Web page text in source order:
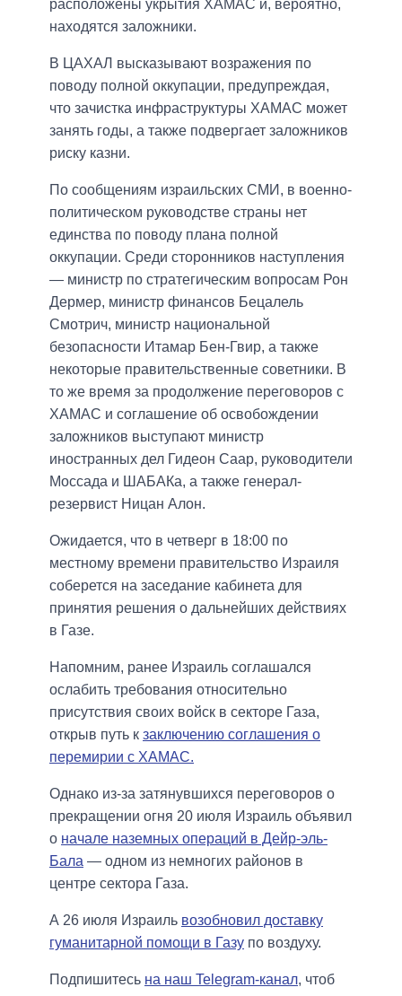
расположены укрытия ХАМАС и, вероятно,
находятся заложники.
В ЦАХАЛ высказывают возражения по
поводу полной оккупации, предупреждая,
что зачистка инфраструктуры ХАМАС может
занять годы, а также подвергает заложников
риску казни.
По сообщениям израильских СМИ, в военно-
политическом руководстве страны нет
единства по поводу плана полной
оккупации. Среди сторонников наступления
— министр по стратегическим вопросам Рон
Дермер, министр финансов Бецалель
Смотрич, министр национальной
безопасности Итамар Бен-Гвир, а также
некоторые правительственные советники. В
то же время за продолжение переговоров с
ХАМАС и соглашение об освобождении
заложников выступают министр
иностранных дел Гидеон Саар, руководители
Моссада и ШАБАКа, а также генерал-
резервист Ницан Алон.
Ожидается, что в четверг в 18:00 по
местному времени правительство Израиля
соберется на заседание кабинета для
принятия решения о дальнейших действиях
в Газе.
Напомним, ранее Израиль соглашался
ослабить требования относительно
присутствия своих войск в секторе Газа,
открыв путь к заключению соглашения о
перемирии с ХАМАС.
Однако из-за затянувшихся переговоров о
прекращении огня 20 июля Израиль объявил
о начале наземных операций в Дейр-эль-
Бала — одном из немногих районов в
центре сектора Газа.
А 26 июля Израиль возобновил доставку
гуманитарной помощи в Газу по воздуху.
Подпишитесь на наш Telegram-канал, чтоб